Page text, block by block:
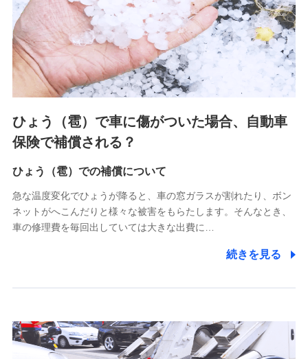
るために利用させていただくことがあります。）
上記に係る連絡・手続き・管理等付帯業務を行うため
3.セミナー募集サイトから取得した個人情報
各種セミナーの案内、開催のため
上記に係る連絡・手続き・管理等付帯業務を行うため
4.家族・友達紹介にて取得した個人情報
被紹介者への連絡、及び当社と取引のあるもしくは委託を受
けている保険会社・提携会社の保険その他に関する情報を提
供し、金融商品等の契約を勧奨するため
アンケートやキャンペーン等の実施のため
上記に係る連絡・手続き・管理等付帯業務を行うため
5.通話録音にて取得する情報
7.社員（従業者）の個人情報
人事･勤怠･健康・労務等の管理、給与支給、福利厚生・採用
ひょう（雹）で車に傷がついた場合、自動車
保険で補償される？
ひょう（雹）での補償について
急な温度変化でひょうが降ると、車の窓ガラスが割れたり、ボン
ネットがへこんだりと様々な被害をもらたします。そんなとき、
車の修理費を毎回出していては大きな出費に…
続きを見る